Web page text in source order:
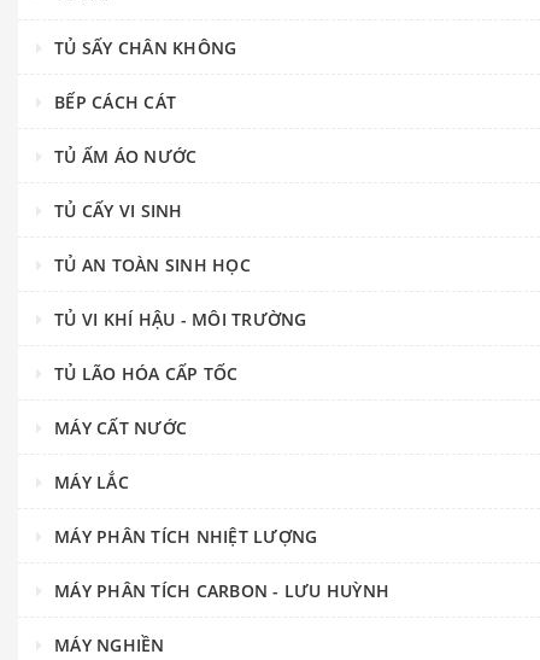
TỦ SẤY CHÂN KHÔNG
BẾP CÁCH CÁT
TỦ ẤM ÁO NƯỚC
TỦ CẤY VI SINH
TỦ AN TOÀN SINH HỌC
TỦ VI KHÍ HẬU - MÔI TRƯỜNG
TỦ LÃO HÓA CẤP TỐC
MÁY CẤT NƯỚC
MÁY LẮC
MÁY PHÂN TÍCH NHIỆT LƯỢNG
MÁY PHÂN TÍCH CARBON - LƯU HUỲNH
MÁY NGHIỀN